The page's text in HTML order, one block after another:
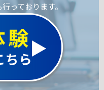
っております。
験
ちら